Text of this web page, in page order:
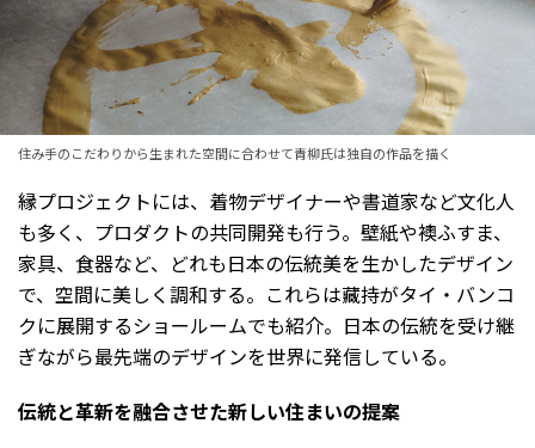
住み手のこだわりから生まれた空間に合わせて青柳氏は独自の作品を描く
縁プロジェクトには、着物デザイナーや書道家など文化人
も多く、プロダクトの共同開発も行う。壁紙や襖ふすま、
家具、食器など、どれも日本の伝統美を生かしたデザイン
で、空間に美しく調和する。これらは藏持がタイ・バンコ
クに展開するショールームでも紹介。日本の伝統を受け継
ぎながら最先端のデザインを世界に発信している。
伝統と革新を融合させた新しい住まいの提案